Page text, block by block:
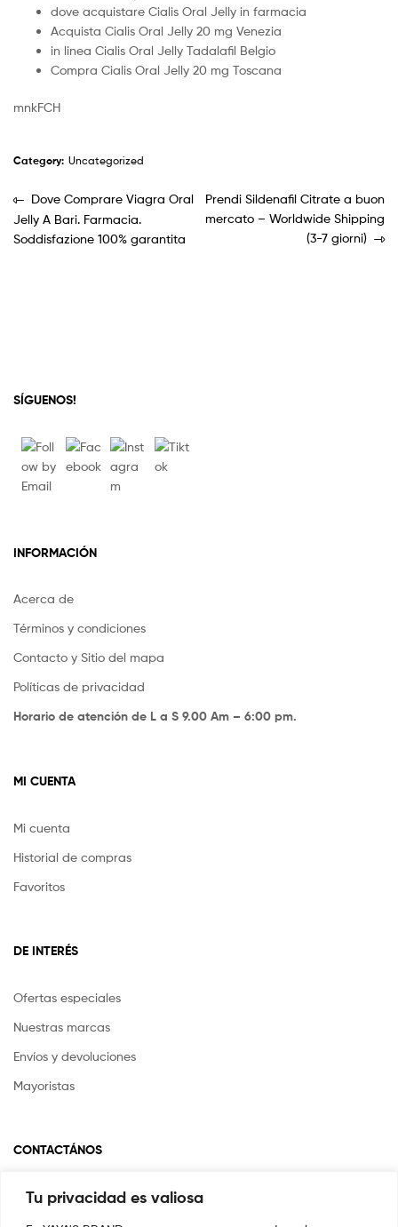
Tu privacidad es valiosa
dove acquistare Cialis Oral Jelly in farmacia
Acquista Cialis Oral Jelly 20 mg Venezia
in linea Cialis Oral Jelly Tadalafil Belgio
Compra Cialis Oral Jelly 20 mg Toscana
mnkFCH
Category: Uncategorized
Dove Comprare Viagra Oral
Jelly A Bari. Farmacia.
Soddisfazione 100% garantita
Prendi Sildenafil Citrate a buon
mercato – Worldwide Shipping
(3-7 giorni)
SÍGUENOS!
INFORMACIÓN
Acerca de
Términos y condiciones
Contacto y Sitio del mapa
Políticas de privacidad
Horario de atención de L a S 9.00 Am – 6:00 pm.
MI CUENTA
Mi cuenta
Historial de compras
Favoritos
DE INTERÉS
Ofertas especiales
Nuestras marcas
Envíos y devoluciones
Mayoristas
CONTACTÁNOS
Si tienes alguna pregunta o inquietud escríbenos a